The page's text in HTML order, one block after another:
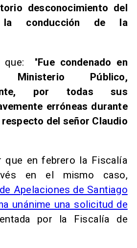
desconocimiento del
conducción de la
que: "Fue condenado en
Público,
por todas sus
erróneas durante
del señor Claudio
que en febrero la Fiscalía
en el mismo caso,
Apelaciones de Santiago
unánime una solicitud de
por la Fiscalía de